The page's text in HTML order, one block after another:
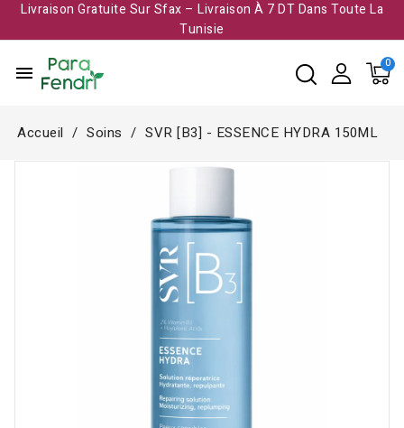
Livraison Gratuite Sur Sfax – Livraison À 7 DT Dans Toute La
Tunisie​
menu
Accueil Soins SVR [B3] - ESSENCE HYDRA 150ML